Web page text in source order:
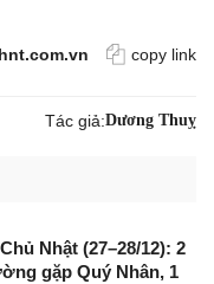
copy link
Tác giả:Dương Thuỵ
Nhật (27–28/12): 2
gặp Quý Nhân, 1